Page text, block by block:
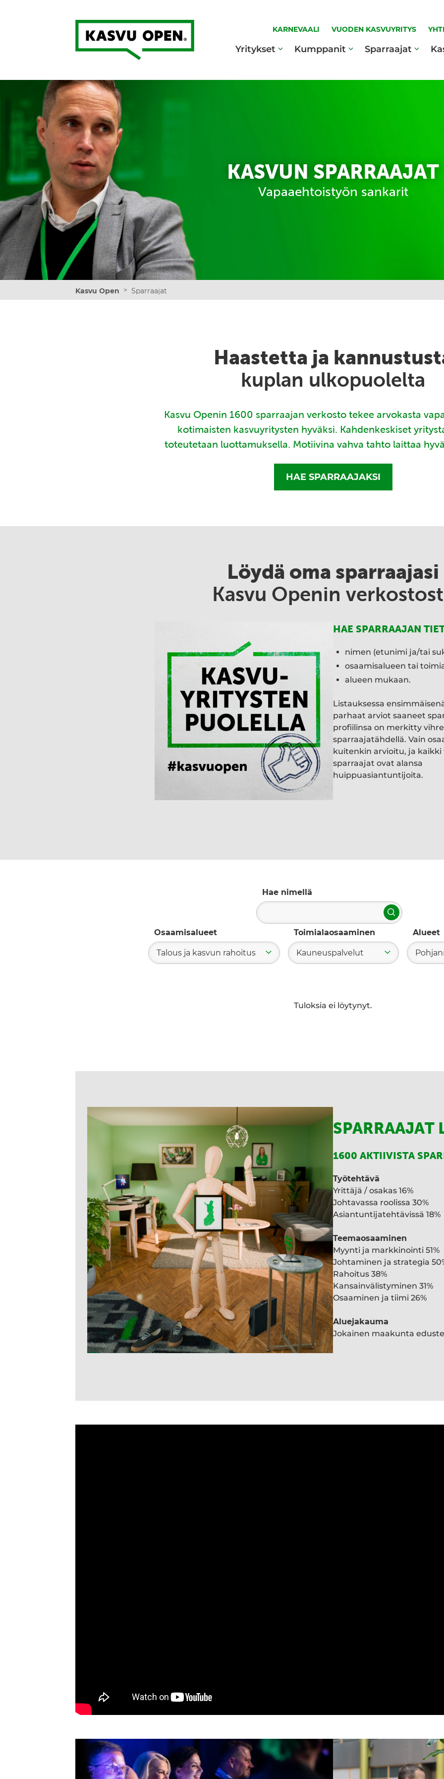
Kasvu Open
KARNEVAALI VUODEN KASVUYRITYS
Yritykset Kumppanit Sparraajat
KASVUN SPARRAAJAT
Vapaaehtoistyön sankarit
Kasvu Open > Sparraajat
Haastetta ja
kuplan ulkopuolelta
Kasvu Openin 1600 sparraajan verkosto tekee arvokasta
kotimaisten kasvuyritysten hyväksi. Kahdenkeskiset
toteutetaan luottamuksella. Motiivina vahva tahto laittaa
HAE SPARRAAJAKSI
Löydä oma sparraajasi
Kasvu Openin
HAE SPARRAAJAN
nimen (etunimi ja/tai
osaamisalueen tai
alueen mukaan.
Listauksessa
parhaat arviot saaneet
profiilinsa on merkitty
sparraajatähdellä. Vain
kuitenkin arvioitu, ja
sparraajat ovat alansa
huippuasiantuntijoita.
Hae nimellä
Hae
Osaamisalueet
Talous ja kasvun rahoitus
Toimialaosaaminen
Kauneuspalvelut
Alueet
Tuloksia ei löytynyt.
SPARRAAJAT
1600 AKTIIVISTA
Työtehtävä
Yrittäjä / osakas 16%
Johtavassa roolissa 30%
Asiantuntijatehtävissä 18%
Teemaosaaminen
Myynti ja markkinointi 51%
Johtaminen ja strategia
Rahoitus 38%
Kansainvälistyminen 31%
Osaaminen ja tiimi 26%
Aluejakauma
Jokainen maakunta